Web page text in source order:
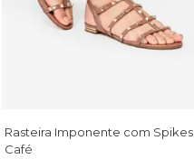
Rasteira Imponente com Spikes
Café